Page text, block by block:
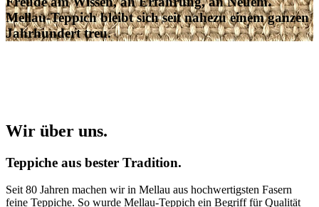
Mellau-Teppich bleibt sich seit nahezu einem ganzen
Jahrhundert treu.
Wir über uns.
Teppiche aus bester Tradition.
Seit 80 Jahren machen wir in Mellau aus hochwertigsten Fasern
feine Teppiche. So wurde Mellau-Teppich ein Begriff für Qualität